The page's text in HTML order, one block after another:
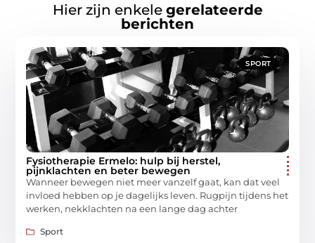
Hier zijn enkele gerelateerde
berichten
SPORT
Fysiotherapie Ermelo: hulp bij herstel,
pijnklachten en beter bewegen
Wanneer bewegen niet meer vanzelf gaat, kan dat veel
invloed hebben op je dagelijks leven. Rugpijn tijdens het
werken, nekklachten na een lange dag achter
Sport